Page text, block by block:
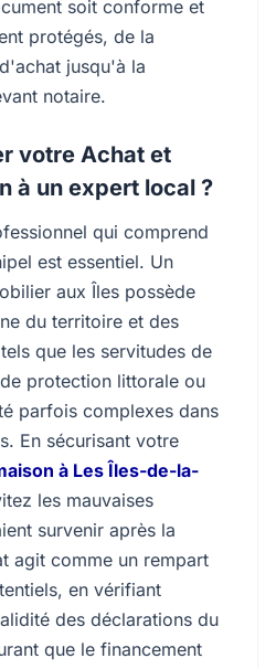
soit conforme et
protégés, de la
jusqu'à la
notaire.
votre Achat et
à un expert local ?
qui comprend
est essentiel. Un
aux Îles possède
du territoire et des
que les servitudes de
protection littorale ou
parfois complexes dans
En sécurisant votre
à Les Îles-de-la-
les mauvaises
survenir après la
agit comme un rempart
en vérifiant
des déclarations du
que le financement